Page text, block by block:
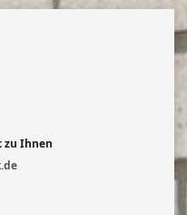
zu Ihnen